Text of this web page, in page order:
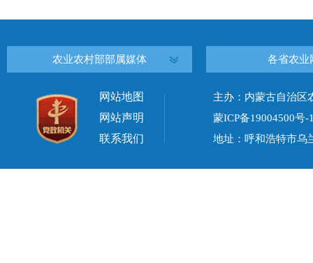
农业农村部部属媒体 各省农业
网站地图
网站声明
联系我们
主办：内蒙古自治
蒙ICP备19004500号-
地址：呼和浩特市